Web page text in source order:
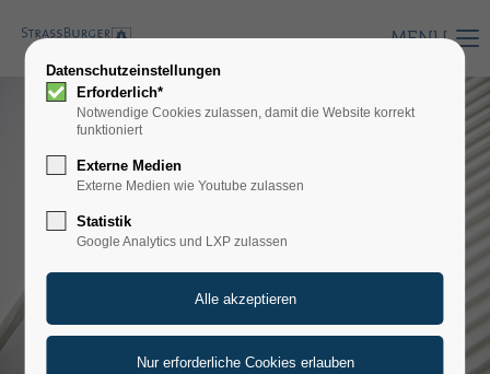
MENU
Datenschutzeinstellungen
Erforderlich*
Notwendige Cookies zulassen, damit die Website korrekt
funktioniert
Externe Medien
Externe Medien wie Youtube zulassen
Statistik
Google Analytics und LXP zulassen